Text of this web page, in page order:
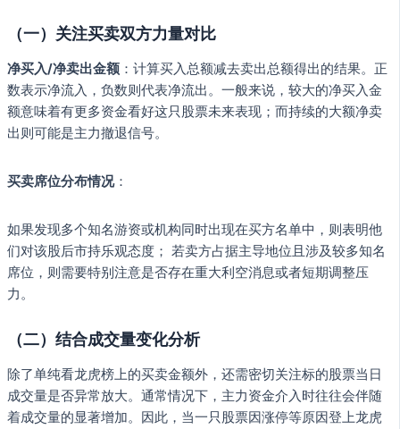
（一）关注买卖双方力量对比
净买入/净卖出金额 ：计算买入总额减去卖出总额得出的结果。正
数表示净流入，负数则代表净流出。一般来说，较大的净买入金
额意味着有更多资金看好这只股票未来表现；而持续的大额净卖
出则可能是主力撤退信号。
买卖席位分布情况：
如果发现多个知名游资或机构同时出现在买方名单中，则表明他
们对该股后市持乐观态度； 若卖方占据主导地位且涉及较多知名
席位，则需要特别注意是否存在重大利空消息或者短期调整压
力。
（二）结合成交量变化分析
除了单纯看龙虎榜上的买卖金额外，还需密切关注标的股票当日
成交量是否异常放大。通常情况下，主力资金介入时往往会伴随
着成交量的显著增加。因此，当一只股票因涨停等原因登上龙虎